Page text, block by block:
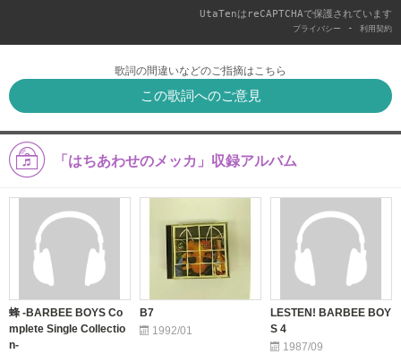
UtaTenはreCAPTCHAで保護されています
プライバシー - 利用契約
歌詞の間違いなどのご指摘はこちら
この歌詞へのご意見
「はちあわせのメッカ」収録アルバム
蜂 -BARBEE BOYS Co
mplete Single Collectio
n-
B7
1992/01
LESTEN! BARBEE BOY
S 4
1987/09